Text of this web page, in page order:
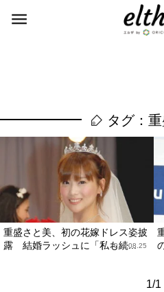
タグ：
重盛さと美、初の花嫁ドレス姿披
露 結婚ラッシュに「私も続...
2012.08.25
1/1